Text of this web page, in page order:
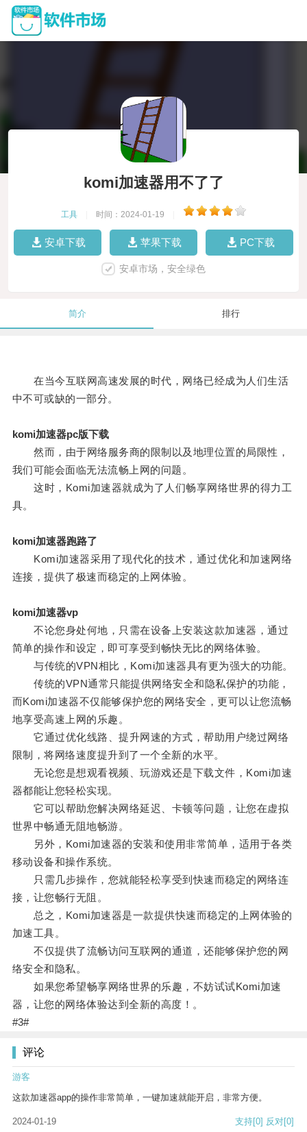
komi加速器用不了了
工具 时间：2024-01-19
安卓下载 苹果下载 PC下载
安卓市场，安全绿色
简介 排行
在当今互联网高速发展的时代，网络已经成为人们生活
中不可或缺的一部分。
komi加速器pc版下载
然而，由于网络服务商的限制以及地理位置的局限性，
我们可能会面临无法流畅上网的问题。
这时，Komi加速器就成为了人们畅享网络世界的得力工
具。
komi加速器跑路了
Komi加速器采用了现代化的技术，通过优化和加速网络
连接，提供了极速而稳定的上网体验。
komi加速器vp
不论您身处何地，只需在设备上安装这款加速器，通过
简单的操作和设定，即可享受到畅快无比的网络体验。
与传统的VPN相比，Komi加速器具有更为强大的功能。
传统的VPN通常只能提供网络安全和隐私保护的功能，
而Komi加速器不仅能够保护您的网络安全，更可以让您流畅
地享受高速上网的乐趣。
它通过优化线路、提升网速的方式，帮助用户绕过网络
限制，将网络速度提升到了一个全新的水平。
无论您是想观看视频、玩游戏还是下载文件，Komi加速
器都能让您轻松实现。
它可以帮助您解决网络延迟、卡顿等问题，让您在虚拟
世界中畅通无阻地畅游。
另外，Komi加速器的安装和使用非常简单，适用于各类
移动设备和操作系统。
只需几步操作，您就能轻松享受到快速而稳定的网络连
接，让您畅行无阻。
总之，Komi加速器是一款提供快速而稳定的上网体验的
加速工具。
不仅提供了流畅访问互联网的通道，还能够保护您的网
络安全和隐私。
如果您希望畅享网络世界的乐趣，不妨试试Komi加速
器，让您的网络体验达到全新的高度！。
#3#
评论
游客
这款加速器app的操作非常简单，一键加速就能开启，非常方便。
2024-01-19 支持[0] 反对[0]